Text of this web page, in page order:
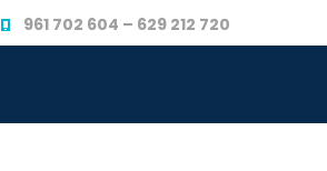
961 702 604 – 629 212 720